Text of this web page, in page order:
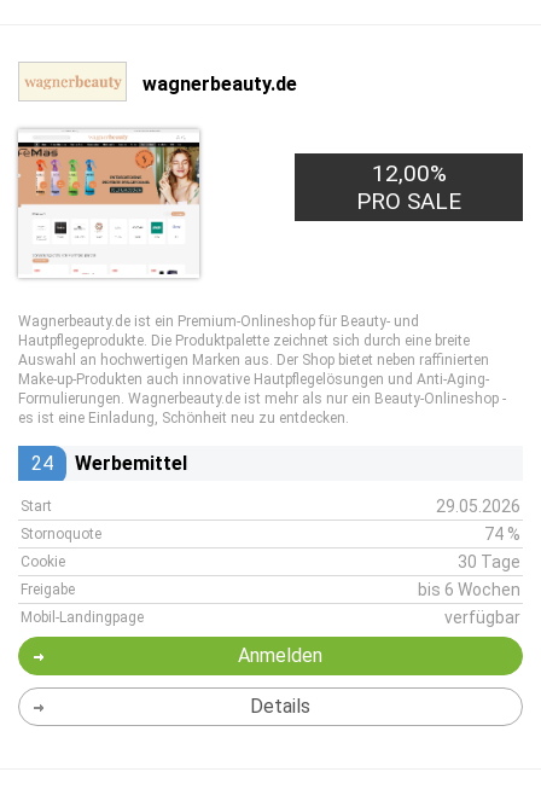
wagnerbeauty.de
12,00%
PRO SALE
Wagnerbeauty.de ist ein Premium-Onlineshop für Beauty- und
Hautpflegeprodukte. Die Produktpalette zeichnet sich durch eine breite
Auswahl an hochwertigen Marken aus. Der Shop bietet neben raffinierten
Make-up-Produkten auch innovative Hautpflegelösungen und Anti-Aging-
Formulierungen. Wagnerbeauty.de ist mehr als nur ein Beauty-Onlineshop -
es ist eine Einladung, Schönheit neu zu entdecken.
24 Werbemittel
Start 29.05.2026
Stornoquote 74 %
Cookie 30 Tage
Freigabe bis 6 Wochen
Mobil-Landingpage verfügbar
Anmelden
Details